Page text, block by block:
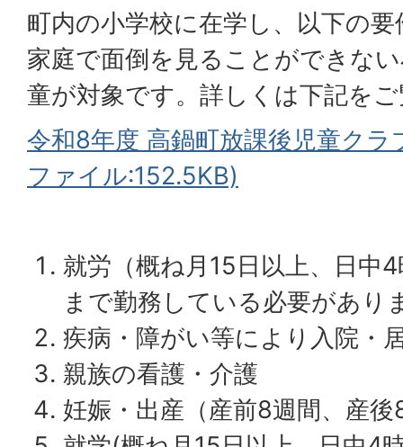
町内の小学校に在学し、以下の
家庭で面倒を見ることができな
童が対象です。詳しくは下記を
令和8年度 高鍋町放課後児童クラ
ファイル:152.5KB)
就労（概ね月15日以上、日中
まで勤務している必要があり
疾病・障がい等により入院・
親族の看護・介護
妊娠・出産（産前8週間、産